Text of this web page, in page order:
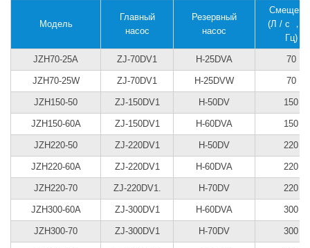
Модель
Главный
насос
Резервный
насос
(Л / с ，
Гц)
JZH70-25А ZJ-70DV1 H-25DVA 70
JZH70-25W ZJ-70DV1 H-25DVW 70
JZH150-50 ZJ-150DV1 H-50DV 150
JZH150-60А ZJ-150DV1 H-60DVA 150
JZH220-50 ZJ-220DV1 H-50DV 220
JZH220-60A ZJ-220DV1 H-60DVA 220
JZH220-70 ZJ-220DV1. H-70DV 220
JZH300-60A ZJ-300DV1 H-60DVA 300
JZH300-70 ZJ-300DV1 H-70DV 300